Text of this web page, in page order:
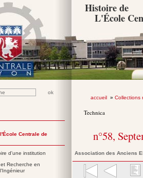
Histoire de
L'École
accueil» Collections
Technica
n°58,
Association des Anciens
Centrale de
d'une institution
Recherche en